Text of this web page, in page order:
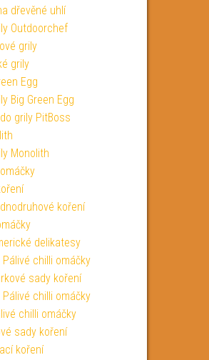
dřevěné uhlí
Outdoorchef
grily
grily
Egg
Big Green Egg
grily PitBoss
Monolith
koření
delikatesy
Pálivé chilli omáčky
sady koření
Pálivé chilli omáčky
chilli omáčky
sady koření
koření